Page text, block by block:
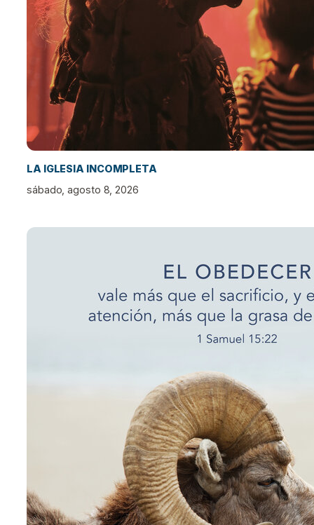
LA IGLESIA INCOMPLETA
sábado, agosto 8, 2026